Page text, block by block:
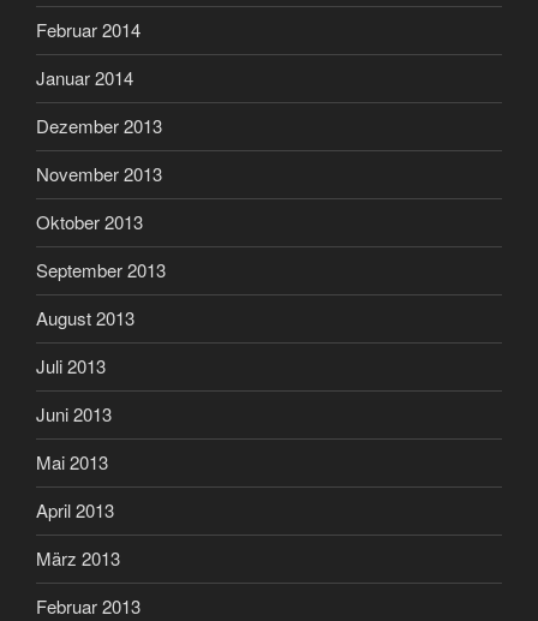
Februar 2014
Januar 2014
Dezember 2013
November 2013
Oktober 2013
September 2013
August 2013
Juli 2013
Juni 2013
Mai 2013
April 2013
März 2013
Februar 2013